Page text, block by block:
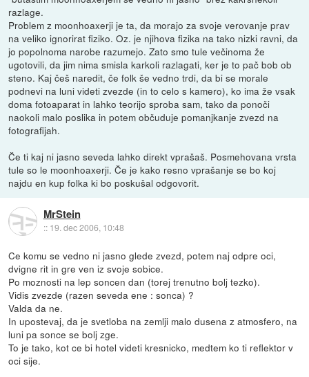
razlage.
Problem z moonhoaxerji je ta, da morajo za svoje verovanje prav
na veliko ignorirat fiziko. Oz. je njihova fizika na tako nizki ravni, da
jo popolnoma narobe razumejo. Zato smo tule večinoma že
ugotovili, da jim nima smisla karkoli razlagati, ker je to pač bob ob
steno. Kaj češ naredit, če folk še vedno trdi, da bi se morale
podnevi na luni videti zvezde (in to celo s kamero), ko ima že vsak
doma fotoaparat in lahko teorijo sproba sam, tako da ponoči
naokoli malo poslika in potem občuduje pomanjkanje zvezd na
fotografijah.
Če ti kaj ni jasno seveda lahko direkt vprašaš. Posmehovana vrsta
tule so le moonhoaxerji. Če je kako resno vprašanje se bo koj
najdu en kup folka ki bo poskušal odgovorit.
MrStein
:: 19. dec 2006, 10:48
Ce komu se vedno ni jasno glede zvezd, potem naj odpre oci,
dvigne rit in gre ven iz svoje sobice.
Po moznosti na lep soncen dan (torej trenutno bolj tezko).
Vidis zvezde (razen seveda ene : sonca) ?
Valda da ne.
In upostevaj, da je svetloba na zemlji malo dusena z atmosfero, na
luni pa sonce se bolj zge.
To je tako, kot ce bi hotel videti kresnicko, medtem ko ti reflektor v
oci sije.